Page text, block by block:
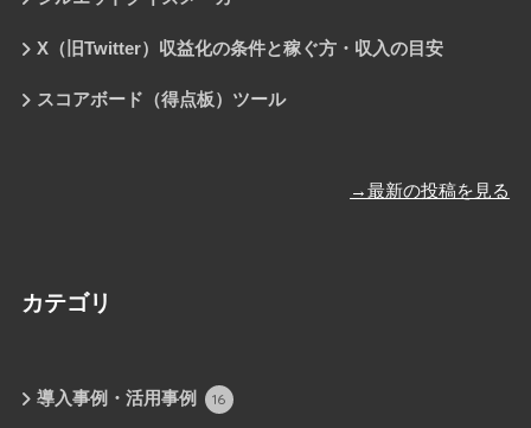
X（旧Twitter）収益化の条件と稼ぐ方・収入の目安
スコアボード（得点板）ツール
→最新の投稿を見る
カテゴリ
導入事例・活用事例 16